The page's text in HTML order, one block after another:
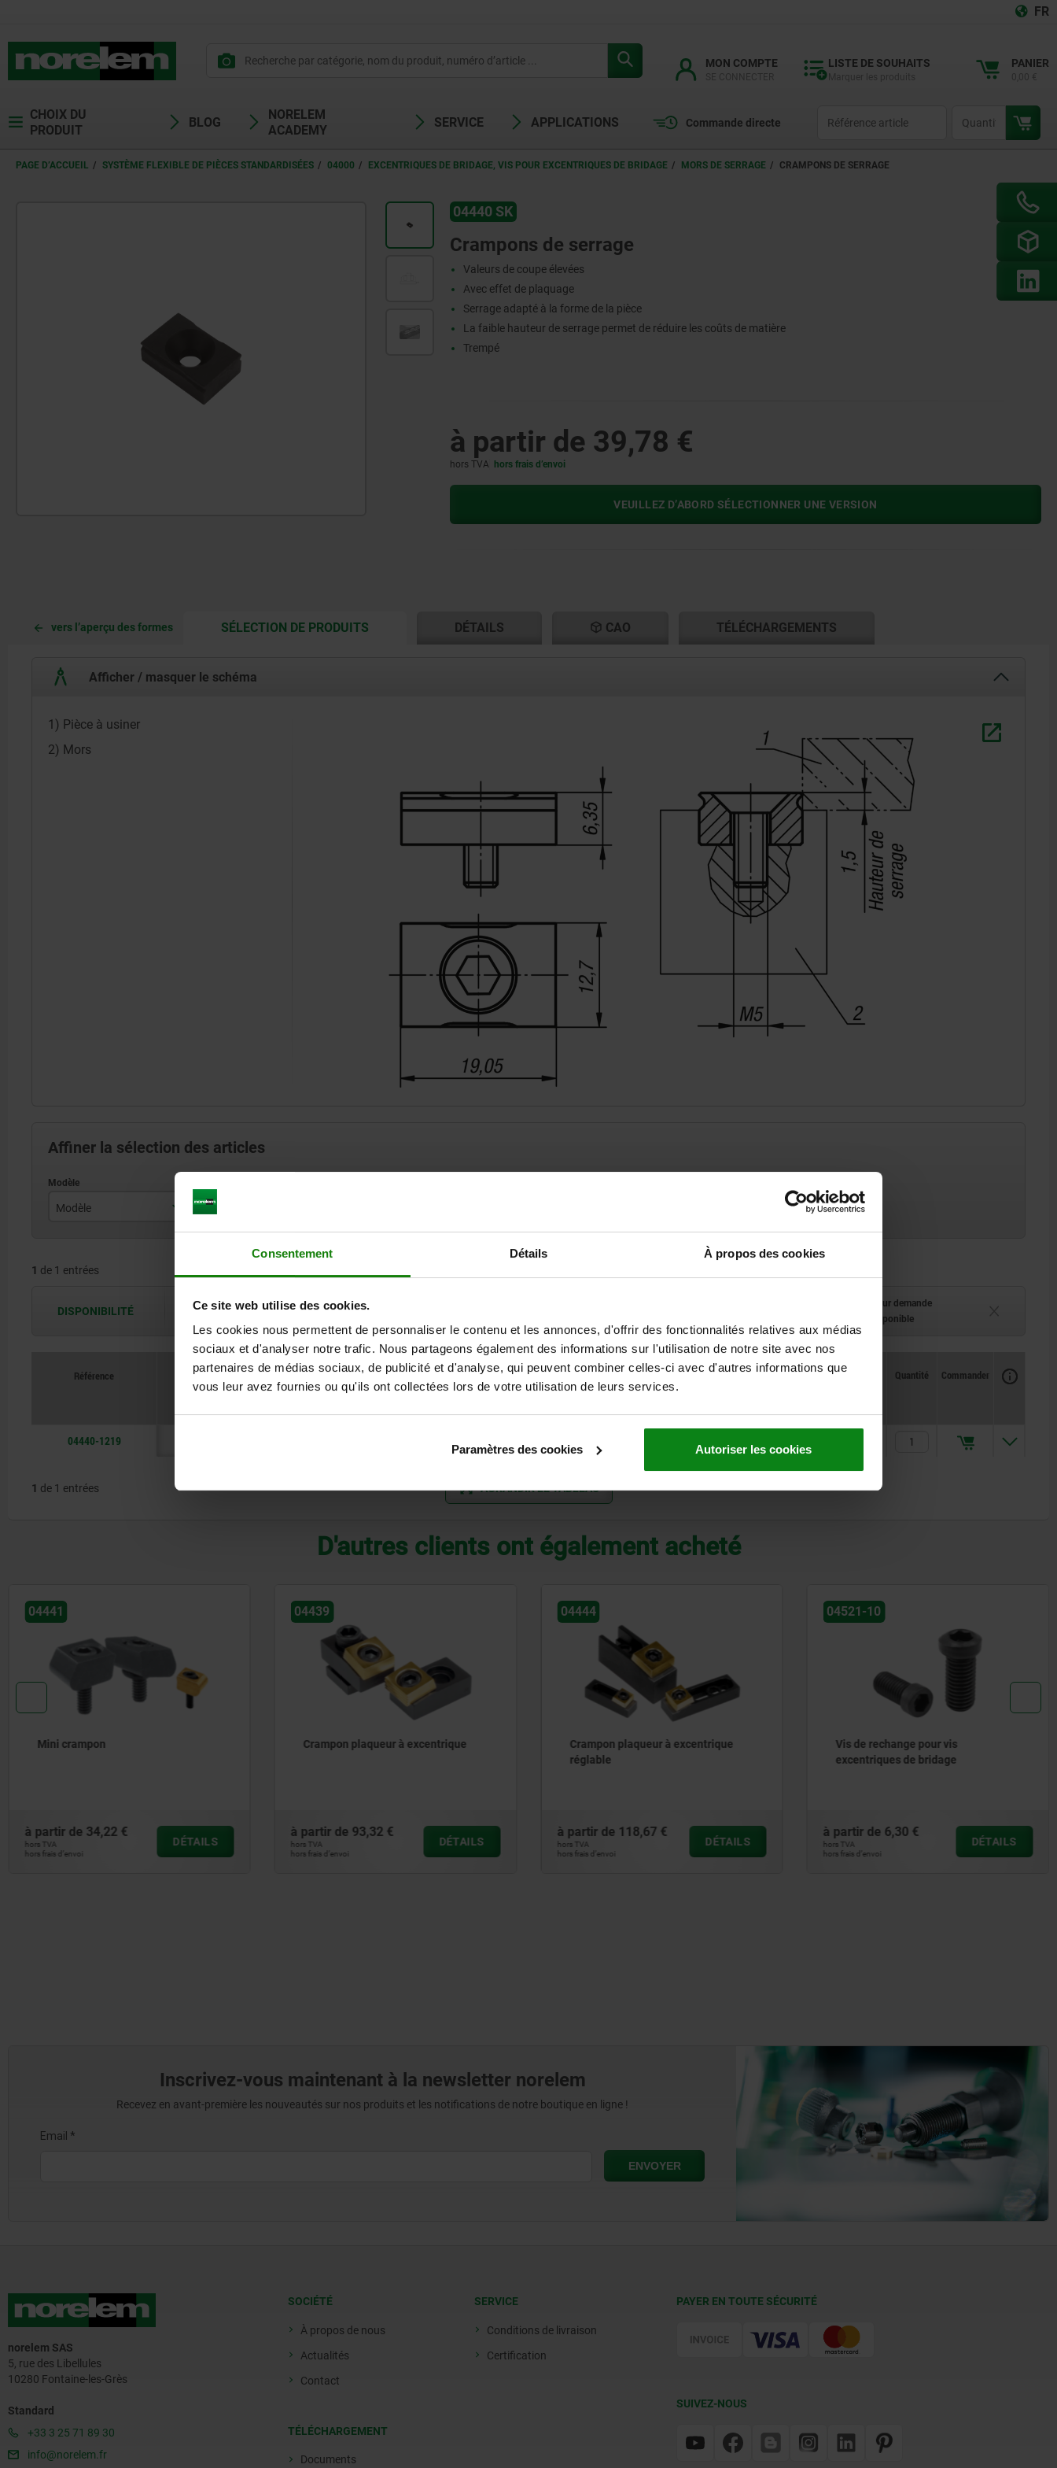
Consentement Détails À propos des cookies
Ce site web utilise des cookies.
Les cookies nous permettent de personnaliser le contenu et les annonces, d'offrir des fonctionnalités relatives aux médias
sociaux et d'analyser notre trafic. Nous partageons également des informations sur l'utilisation de notre site avec nos
partenaires de médias sociaux, de publicité et d'analyse, qui peuvent combiner celles-ci avec d'autres informations que
vous leur avez fournies ou qu'ils ont collectées lors de votre utilisation de leurs services.
Paramètres des cookies Autoriser les cookies
FR
MON COMPTE LISTE DE SOUHAITS PANIER
CHOIX DU
PRODUIT
BLOG
NORELEM
ACADEMY
SERVICE APPLICATIONS Commande directe
PAGE D’ACCUEIL SYSTÈME FLEXIBLE DE PIÈCES STANDARDISÉES 04000 EXCENTRIQUES DE BRIDAGE, VIS POUR EXCENTRIQUES DE BRIDAGE MORS DE SERRAGE CRAMPONS DE SERRAGE
04440 SK
Crampons de serrage
Valeurs de coupe élevées
Avec effet de plaquage
Serrage adapté à la forme de la pièce
La faible hauteur de serrage permet de réduire les coûts de matière
Trempé
à partir de 39,78 €
hors TVA hors frais d’envoi
VEUILLEZ D’ABORD SÉLECTIONNER UNE VERSION
vers l’aperçu des formes SÉLECTION DE PRODUITSCURRENT
CURRENT
DÉTAILS CAO TÉLÉCHARGEMENTS
Afficher / masquer le schéma
1) Pièce à usiner
2) Mors
Affiner la sélection des articles
Modèle
1 de 1 entrées
DISPONIBILITÉ Les disponibilités sont actualisées plusieurs fois par jour à intervalles réguliers.
Délai de livraison sur demande
Actuellement indisponible
Référence
CAO
Disponibilité
Quantité Commander
04440-1219
1 de 1 entrées AGRANDIR LE TABLEAU
D'autres clients ont également acheté
04439
Crampon plaqueur à excentrique
à partir de 93,32 €
hors TVA
hors frais d’envoi
DÉTAILS
04444
Crampon plaqueur à excentrique
à partir de 118,67 €
hors TVA
hors frais d’envoi
DÉTAILS
04521-10
Vis de rechange pour vis
excentriques de bridage
à partir de 6,30 €
hors TVA
hors frais d’envoi
DÉTAILS
04445
Butée réglable avec appui
à partir de 102,34 €
hors TVA
hors frais d’envoi
DÉTAILS
Inscrivez-vous maintenant à la newsletter norelem
Recevez en avant-première les nouveautés sur nos produits et les notifications de notre boutique en ligne !
norelem SAS
5, rue des Libellules
10280 Fontaine-les-Grès
Standard
+33 3 25 71 89 30
info@norelem.fr
SOCIÉTÉ
À propos de nous
Actualités
Contact
TÉLÉCHARGEMENT
Documents
SERVICE
Conditions de livraison
Certification
PAYER EN TOUTE SÉCURITÉ
SUIVEZ-NOUS